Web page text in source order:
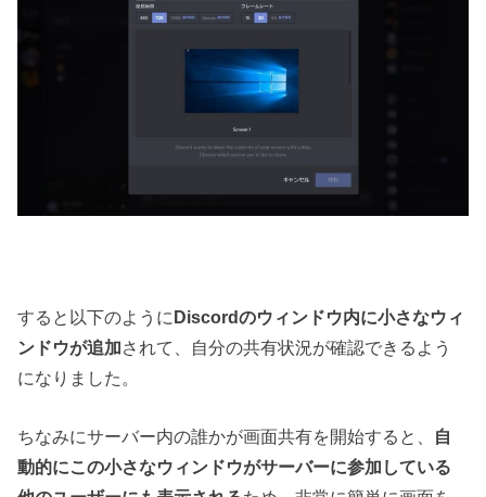
すると以下のようにDiscordのウィンドウ内に小さなウィ
ンドウが追加されて、自分の共有状況が確認できるよう
になりました。
ちなみにサーバー内の誰かが画面共有を開始すると、 自
動的にこの小さなウィンドウがサーバーに参加している